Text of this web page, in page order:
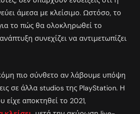
άμεσα με κλείσιμο. Ωστόσο, το
το πώς θα ολοκληρωθεί το
συνεχίζει να αντιμετωπίζει
πιο σύνθετο αν λάβουμε υπόψη
σε άλλα studios της PlayStation. Η
είχε αποκτηθεί το 2021,